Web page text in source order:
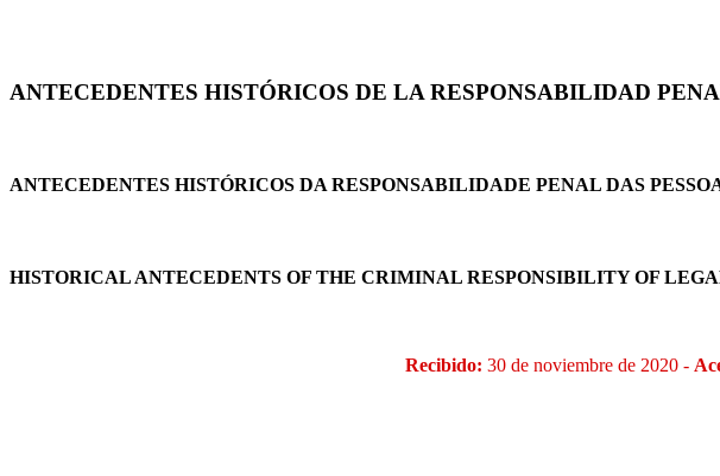
ANTECEDENTES HISTÓRICOS DE LA RESPONSABILIDAD
ANTECEDENTES HISTÓRICOS DA RESPONSABILIDADE PENAL DAS
HISTORICAL ANTECEDENTS OF THE CRIMINAL RESPONSIBILITY OF
Recibido: 30 de noviembre de 2020 -